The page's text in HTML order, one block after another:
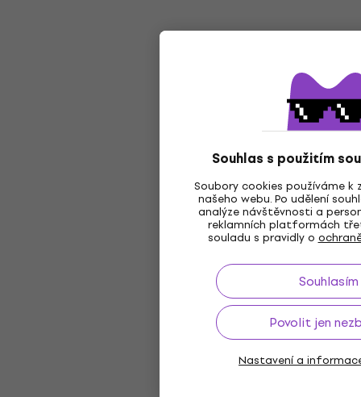
Souhlas s použitím
Soubory cookies používáme
našeho webu. Po udělení
analýze návštěvnosti a
reklamních platformách
souladu s pravidly o
Souhlasím
Povolit jen
Nastavení a